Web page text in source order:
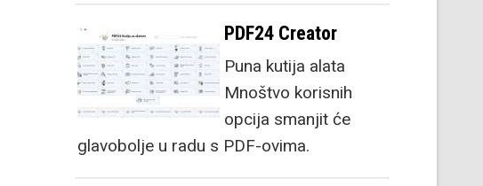
PDF24 Creator
Puna kutija alata
Mnoštvo korisnih
opcija smanjit će
glavobolje u radu s PDF-ovima.